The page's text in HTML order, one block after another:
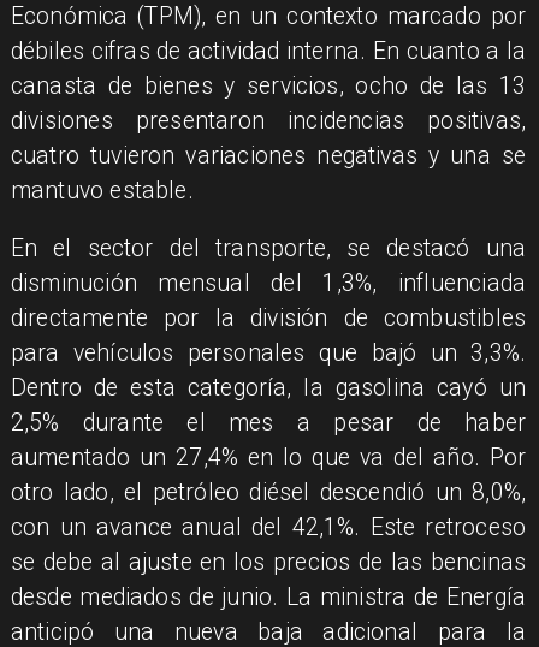
Económica (TPM), en un contexto marcado por
débiles cifras de actividad interna. En cuanto a la
canasta de bienes y servicios, ocho de las 13
divisiones presentaron incidencias positivas,
cuatro tuvieron variaciones negativas y una se
mantuvo estable.
En el sector del transporte, se destacó una
disminución mensual del 1,3%, influenciada
directamente por la división de combustibles
para vehículos personales que bajó un 3,3%.
Dentro de esta categoría, la gasolina cayó un
2,5% durante el mes a pesar de haber
aumentado un 27,4% en lo que va del año. Por
otro lado, el petróleo diésel descendió un 8,0%,
con un avance anual del 42,1%. Este retroceso
se debe al ajuste en los precios de las bencinas
desde mediados de junio. La ministra de Energía
anticipó una nueva baja adicional para la